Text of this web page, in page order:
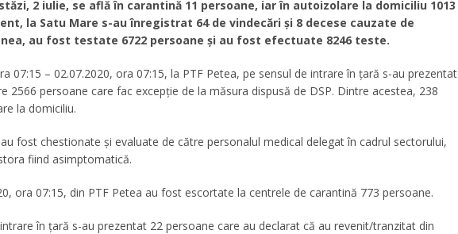
2 iulie, se află în carantină 11 persoane, iar în autoizolare la domiciliu 1013
la Satu Mare s-au înregistrat 64 de vindecări și 8 decese cauzate de
au fost testate 6722 persoane și au fost efectuate 8246 teste.
07:15 – 02.07.2020, ora 07:15, la PTF Petea, pe sensul de intrare în țară s-au prezentat
2566 persoane care fac excepție de la măsura dispusă de DSP. Dintre acestea, 238
la domiciliu.
fost chestionate și evaluate de către personalul medical delegat în cadrul sectorului,
fiind asimptomatică.
ora 07:15, din PTF Petea au fost escortate la centrele de carantină 773 persoane.
în țară s-au prezentat 22 persoane care au declarat că au revenit/tranzitat din